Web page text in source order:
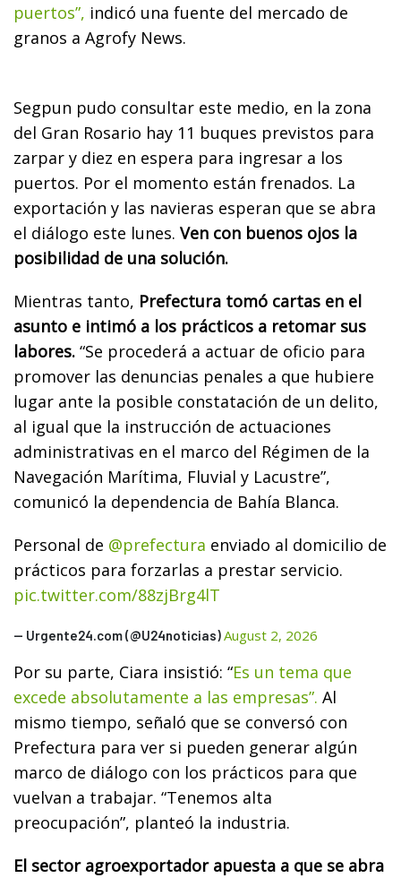
puertos”, indicó una fuente del mercado de
granos a Agrofy News.
Segpun pudo consultar este medio, en la zona
del Gran Rosario hay 11 buques previstos para
zarpar y diez en espera para ingresar a los
puertos. Por el momento están frenados. La
exportación y las navieras esperan que se abra
el diálogo este lunes. Ven con buenos ojos la
posibilidad de una solución.
Mientras tanto, Prefectura tomó cartas en el
asunto e intimó a los prácticos a retomar sus
labores. “Se procederá a actuar de oficio para
promover las denuncias penales a que hubiere
lugar ante la posible constatación de un delito,
al igual que la instrucción de actuaciones
administrativas en el marco del Régimen de la
Navegación Marítima, Fluvial y Lacustre”,
comunicó la dependencia de Bahía Blanca.
Personal de @prefectura enviado al domicilio de
prácticos para forzarlas a prestar servicio.
pic.twitter.com/88zjBrg4lT
— Urgente24.com (@U24noticias)August 2, 2026
Por su parte, Ciara insistió: “Es un tema que
excede absolutamente a las empresas”. Al
mismo tiempo, señaló que se conversó con
Prefectura para ver si pueden generar algún
marco de diálogo con los prácticos para que
vuelvan a trabajar. “Tenemos alta
preocupación”, planteó la industria.
El sector agroexportador apuesta a que se abra